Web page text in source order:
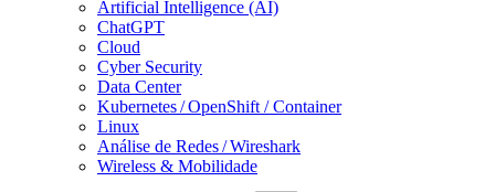
Artificial Intelligence (AI)
ChatGPT
Cloud
Cyber Security
Data Center
Kubernetes / OpenShift / Container
Linux
Análise de Redes / Wireshark
Wireless & Mobilidade